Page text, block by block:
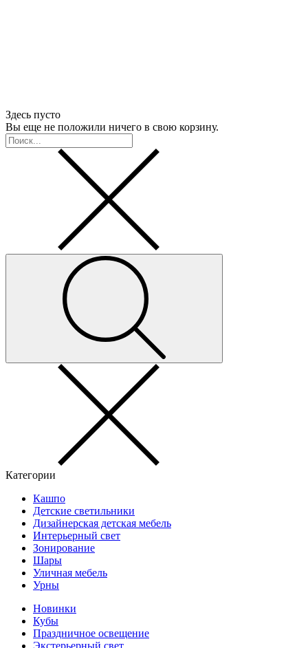
Здесь пусто
Вы еще не положили ничего в свою корзину.
Категории
Кашпо
Детские светильники
Дизайнерская детская мебель
Интерьерный свет
Зонирование
Шары
Уличная мебель
Урны
Новинки
Кубы
Праздничное освещение
Экстерьерный свет